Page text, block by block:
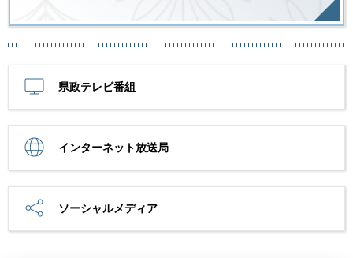
県政テレビ番組
インターネット放送局
ソーシャルメディア